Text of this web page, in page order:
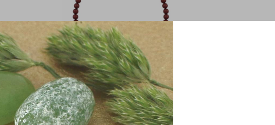
Perlenhalskette rot 8mm - Sterling
Silber - 1169
€54,95
Inkl. MwSt.